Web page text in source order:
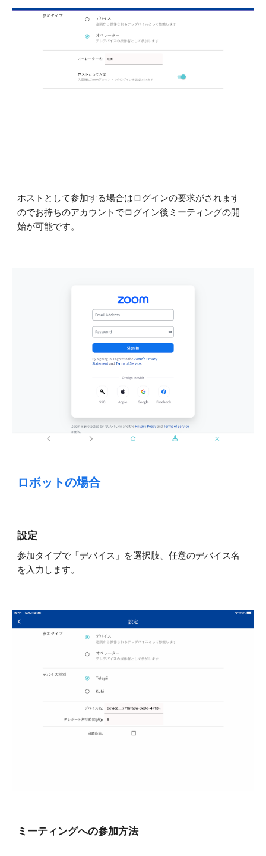
ホストとして参加する場合はログインの要求がされます
のでお持ちのアカウントでログイン後ミーティングの開
始が可能です。
ロボットの場合
設定
参加タイプで「デバイス 」を選択肢、任意のデバイス名
を入力します。
ミーティングへの参加方法